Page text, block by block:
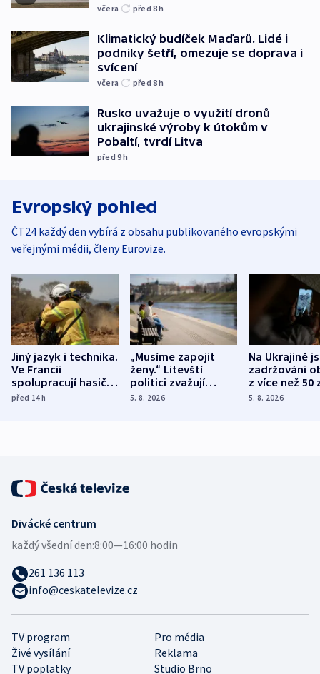
včera před 8h
Klimatický budíček Maďarů. Lidé i
podniky šetří, omezuje se doprava i
svícení
včera před 8h
Rusko uvažuje o využití dronů
ukrajinské výroby k útokům v
Pobaltí, tvrdí Litva
před 9h
Evropský pohled
ČT24 každý den vybírá z obsahu publikovaného evropskými
veřejnými médii, členy Eurovize.
Jiný jazyk i technika.
Ve Francii
spolupracují hasiči z
různých zemí
před 14h
„Musíme zapojit
ženy.“ Litevští
politici zvažují
dohodu o
5. 8. 2026
Na Ukrajině
zadržováni
z více než 50
Bojovali na
5. 8. 2026
TV program
Pro média
Živé vysílání
Reklama
TV poplatky
Studio Brno
Divácké centrum
každý všední den:8:00—16:00 hodin
261 136 113
info@ceskatelevize.cz